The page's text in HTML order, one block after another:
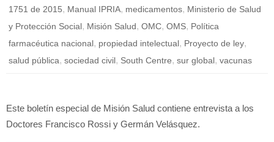
1751 de 2015, Manual IPRIA, medicamentos, Ministerio de Salud
y Protección Social, Misión Salud, OMC, OMS, Política
farmacéutica nacional, propiedad intelectual, Proyecto de ley,
salud pública, sociedad civil, South Centre, sur global, vacunas
Este boletín especial de Misión Salud contiene entrevista a los
Doctores Francisco Rossi y Germán Velásquez.